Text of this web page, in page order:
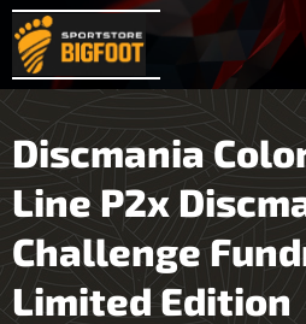
Discmania
Line P2x
Challenge
Limited Edition